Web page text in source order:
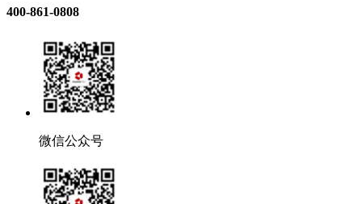
400-861-0808
微信公众号